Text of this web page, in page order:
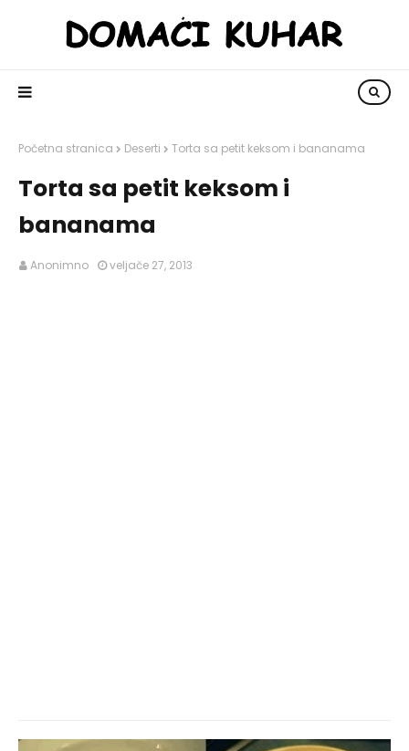
Početna stranica Deserti Torta sa petit keksom i bananama
Torta sa petit keksom i
bananama
Anonimno veljače 27, 2013